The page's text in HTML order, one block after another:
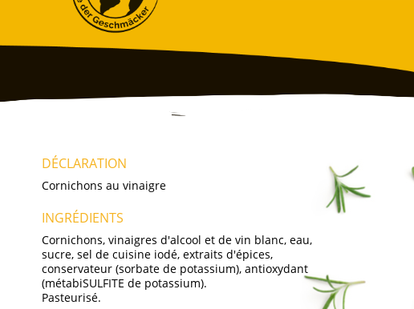
DÉCLARATION
Cornichons au vinaigre
INGRÉDIENTS
Cornichons, vinaigres d'alcool et de vin blanc, eau,
sucre, sel de cuisine iodé, extraits d'épices,
conservateur (sorbate de potassium), antioxydant
(métabiSULFITE de potassium).
Pasteurisé.